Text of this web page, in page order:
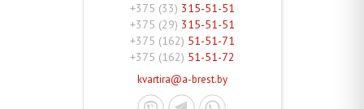
+375 (33) 315-51-51
+375 (29) 315-51-51
+375 (162) 51-51-71
+375 (162) 51-51-72
kvartira@a-brest.by